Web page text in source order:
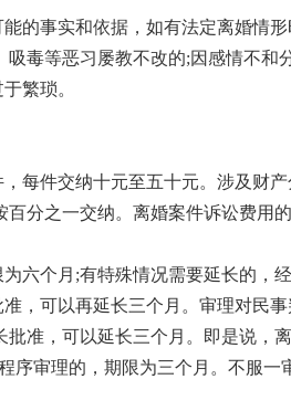
的事实和依据，如有法定离婚情
毒等恶习屡教不改的;因感情不和
繁琐。
每件交纳十元至五十元。涉及财
分之一交纳。离婚案件诉讼费用
六个月;有特殊情况需要延长的，
，可以再延长三个月。审理对民
准，可以延长三个月。即是说，
序审理的，期限为三个月。不服一